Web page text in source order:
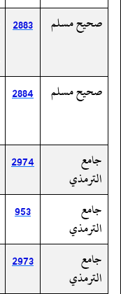
صحيح مسلم
2883
صحيح مسلم
2884
جامع
الترمذي
2974
جامع
الترمذي
953
جامع
الترمذي
2973